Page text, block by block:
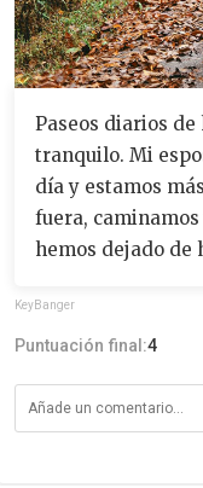
Paseos diarios de
tranquilo. Mi
día y estamos
fuera,
hemos dejado de
KeyBanger
Puntuación final:4